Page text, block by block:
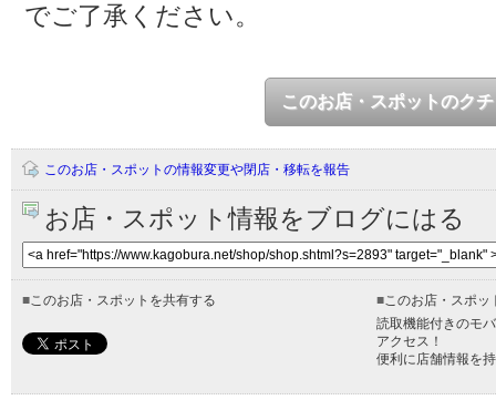
でご了承ください。
このお店・スポットのク
このお店・スポットの情報変更や閉店・移転を報告
お店・スポット情報をブログにはる
■このお店・スポットを共有する ■このお店・スポッ
読取機能付きのモ
アクセス！
便利に店舗情報を